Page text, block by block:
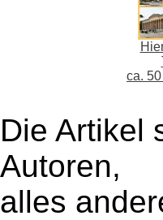
ca.
Die Artikel
Autoren,
alles